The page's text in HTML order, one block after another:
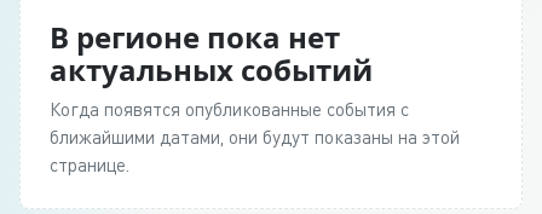
В регионе пока нет
актуальных событий
Когда появятся опубликованные события с
ближайшими датами, они будут показаны на этой
странице.